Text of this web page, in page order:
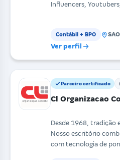
Influencers,
Contábil + BPO
Ver perfil
Parceiro certificado
Cl Organizacao
Desde 1968, tradição
Nosso escritório
com tecnologia de